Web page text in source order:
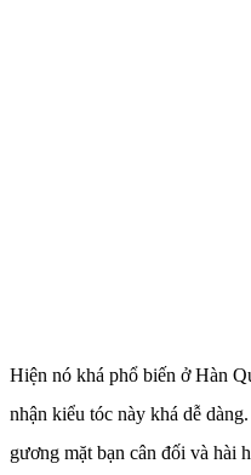
Hiện nó khá phổ biến ở Hàn
nhận kiểu tóc này khá dễ
gương mặt bạn cân đối và hài